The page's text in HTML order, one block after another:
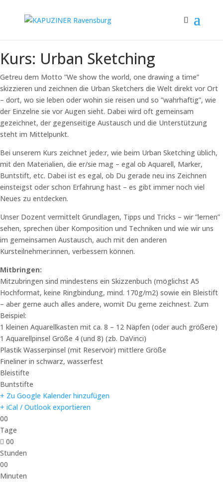
Kurs: Urban Sketching
Getreu dem Motto ”We show the world, one drawing a time”
skizzieren und zeichnen die Urban Sketchers die Welt direkt vor Ort
– dort, wo sie leben oder wohin sie reisen und so ”wahrhaftig”, wie
der Einzelne sie vor Augen sieht. Dabei wird oft gemeinsam
gezeichnet, der gegenseitige Austausch und die Unterstützung
steht im Mittelpunkt.
Bei unserem Kurs zeichnet jede:r, wie beim Urban Sketching üblich,
mit den Materialien, die er/sie mag – egal ob Aquarell, Marker,
Buntstift, etc. Dabei ist es egal, ob Du gerade neu ins Zeichnen
einsteigst oder schon Erfahrung hast – es gibt immer noch viel
Neues zu entdecken.
Unser Dozent vermittelt Grundlagen, Tipps und Tricks – wir ”lernen”
sehen, sprechen über Komposition und Techniken und wie wir uns
im gemeinsamen Austausch, auch mit den anderen
Kursteilnehmer:innen, verbessern können.
Mitbringen:
Mitzubringen sind mindestens ein Skizzenbuch (möglichst A5
Hochformat, keine Ringbindung, mind. 170g/m2) sowie ein Bleistift
– aber gerne auch alles andere, womit Du gerne zeichnest. Zum
Beispiel:
1 kleinen Aquarellkasten mit ca. 8 – 12 Näpfen (oder auch größere)
1 Aquarellpinsel Größe 4 (und 8) (zb. DaVinci)
Plastik Wasserpinsel (mit Reservoir) mittlere Größe
Fineliner in schwarz, wasserfest
Bleistifte
Buntstifte
+ Zu Google Kalender hinzufügen
+ iCal / Outlook exportieren
00
Tage
00
Stunden
00
Minuten